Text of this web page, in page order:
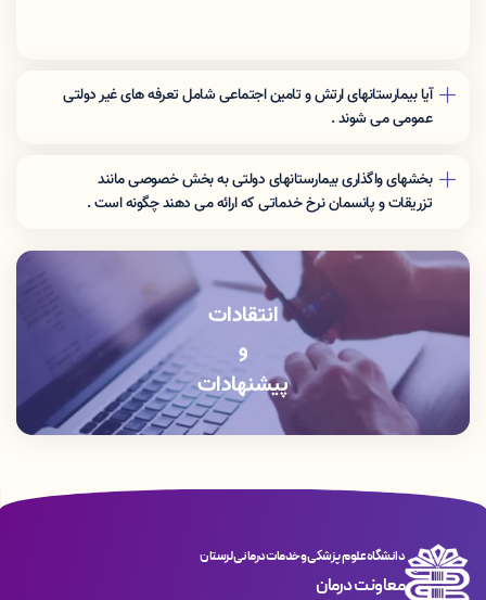
آیا بیمارستانهای ارتش و تامین اجتماعی شامل تعرفه های غیر دولتی
عمومی می شوند .
بخشهای واگذاری بیمارستانهای دولتی به بخش خصوصی مانند
تزریقات و پانسمان نرخ خدماتی که اراِئه می دهند چگونه است .
انتقادات
و
پیشنهادات
دانشگاه علوم پزشکی و خدمات درمانی لرستان
معاونت درمان